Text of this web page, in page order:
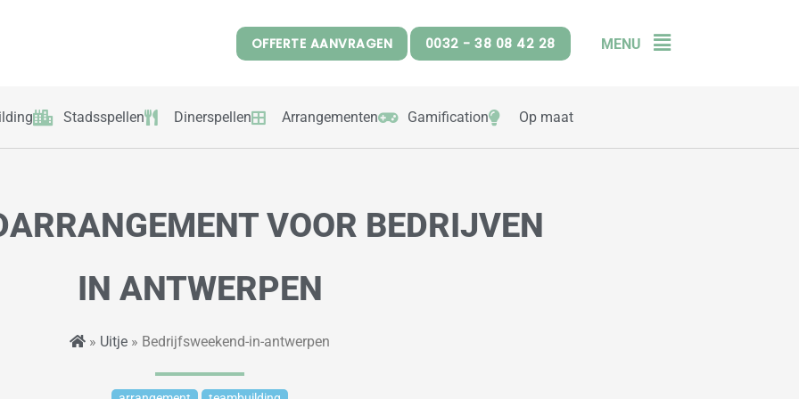
OFFERTE AANVRAGEN 0032 - 38 08 42 28 MENU
Flyout
Stadsspellen Dinerspellen Arrangementen Gamification Op maat
VOOR BEDRIJVEN
IN ANTWERPEN
» Uitje » Bedrijfsweekend-in-antwerpen